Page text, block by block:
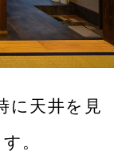
に天井を見
。